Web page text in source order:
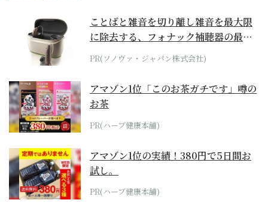
ことばと雑音を切り離し雑音を最大限
に除去する、フォナック補聴器の最上
位モデル
PR(ソノヴァ・ジャパン株式会社)
アマゾン1位「このお茶ガチです」噂の
お茶
PR(ハーブ健康本舗)
アマゾン1位の実績！380円で5日間お
試し。
PR(ハーブ健康本舗)